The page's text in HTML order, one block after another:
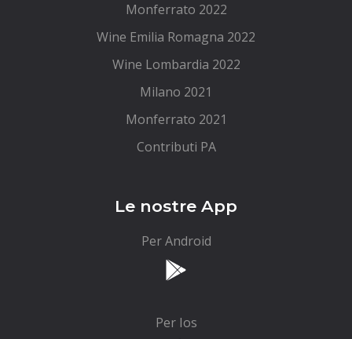
Monferrato 2022
Wine Emilia Romagna 2022
Wine Lombardia 2022
Milano 2021
Monferrato 2021
Contributi PA
Le nostre App
Per Android
Per Ios